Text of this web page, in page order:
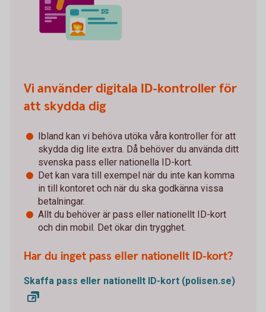
Vi använder digitala ID-kontroller för
att skydda dig
Ibland kan vi behöva utöka våra kontroller för att
skydda dig lite extra. Då behöver du använda ditt
svenska pass eller nationella ID-kort.
Det kan vara till exempel när du inte kan komma
in till kontoret och när du ska godkänna vissa
betalningar.
Allt du behöver är pass eller nationellt ID-kort
och din mobil. Det ökar din trygghet.
Har du inget pass eller nationellt ID-kort?
Skaffa pass eller nationellt ID-kort (polisen.se)